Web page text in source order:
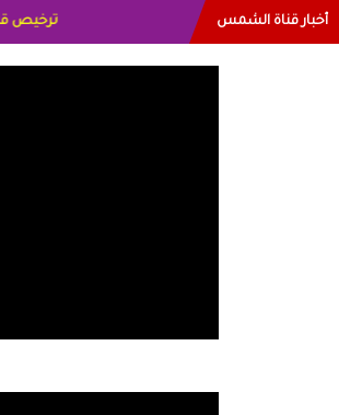
أخبار قناة الشمس